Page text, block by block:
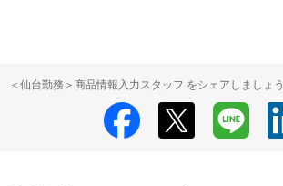
＜仙台勤務＞商品情報入力スタッフ をシェアしましょう